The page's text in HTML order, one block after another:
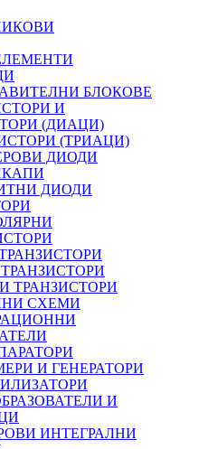
БЛОКОВЕ
И
(ДИАЦИ)
(ТРИАЦИ)
ДИОДИ
ДИОДИ
ТРАНЗИСТОРИ
ТРАНЗИСТОРИ
ТРАНЗИСТОРИ
СХЕМИ
И ГЕНЕРАТОРИ
И
ИНТЕГРАЛНИ